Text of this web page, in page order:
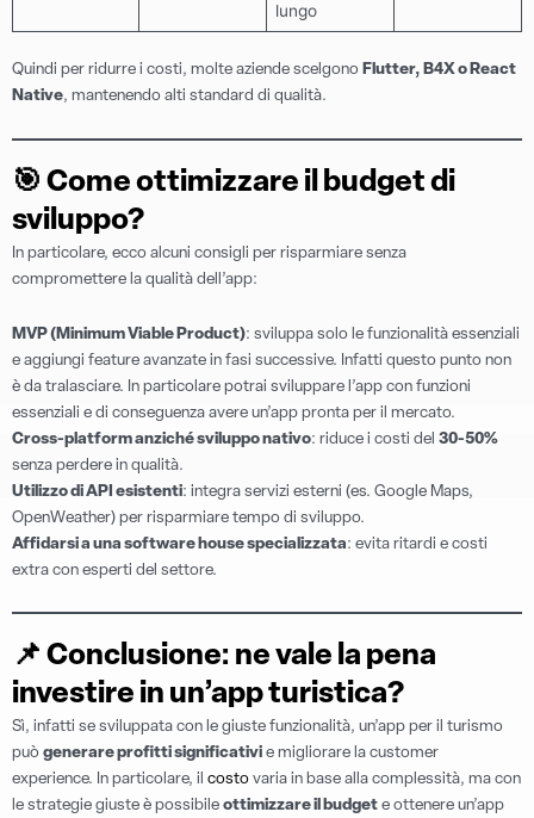
lungo
Quindi per ridurre i costi, molte aziende scelgono Flutter, B4X o React
Native, mantenendo alti standard di qualità.
🎯 Come ottimizzare il budget di
sviluppo?
In particolare, ecco alcuni consigli per risparmiare senza
compromettere la qualità dell’app:
MVP (Minimum Viable Product): sviluppa solo le funzionalità essenziali
e aggiungi feature avanzate in fasi successive. Infatti questo punto non
è da tralasciare. In particolare potrai sviluppare l’app con funzioni
essenziali e di conseguenza avere un’app pronta per il mercato.
Cross-platform anziché sviluppo nativo: riduce i costi del 30-50%
senza perdere in qualità.
Utilizzo di API esistenti: integra servizi esterni (es. Google Maps,
OpenWeather) per risparmiare tempo di sviluppo.
Affidarsi a una software house specializzata: evita ritardi e costi
extra con esperti del settore.
📌 Conclusione: ne vale la pena
investire in un’app turistica?
Sì, infatti se sviluppata con le giuste funzionalità, un’app per il turismo
può generare profitti significativi e migliorare la customer
experience. In particolare, il costo varia in base alla complessità, ma con
le strategie giuste è possibile ottimizzare il budget e ottenere un’app